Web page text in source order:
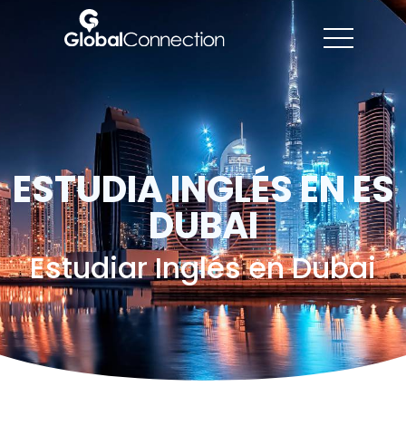
ESTUDIA INGLÉS EN ES
DUBAI
Estudiar Inglés en Dubai